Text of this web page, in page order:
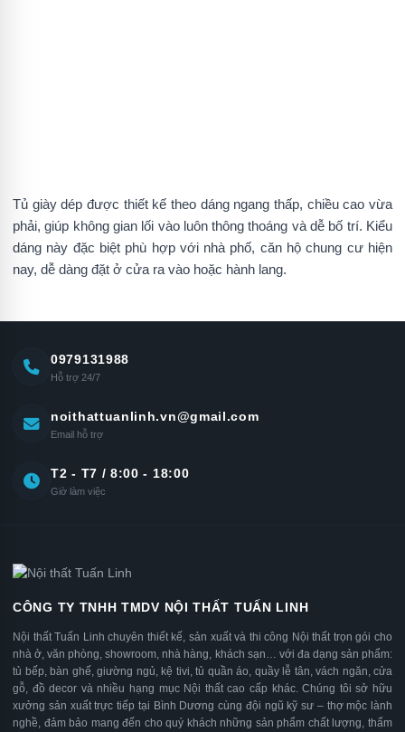
Tủ giày dép được thiết kế theo dáng ngang thấp, chiều cao vừa
phải, giúp không gian lối vào luôn thông thoáng và dễ bố trí. Kiểu
dáng này đặc biệt phù hợp với nhà phố, căn hộ chung cư hiện
nay, dễ dàng đặt ở cửa ra vào hoặc hành lang.
0979131988
Hỗ trợ 24/7
noithattuanlinh.vn@gmail.com
Email hỗ trợ
T2 - T7 / 8:00 - 18:00
Giờ làm việc
CÔNG TY TNHH TMDV NỘI THẤT TUẤN LINH
Nội thất Tuấn Linh chuyên thiết kế, sản xuất và thi công Nội thất trọn gói cho
nhà ở, văn phòng, showroom, nhà hàng, khách sạn… với đa dạng sản phẩm:
tủ bếp, bàn ghế, giường ngủ, kệ tivi, tủ quần áo, quầy lễ tân, vách ngăn, cửa
gỗ, đồ decor và nhiều hạng mục Nội thất cao cấp khác. Chúng tôi sở hữu
xưởng sản xuất trực tiếp tại Bình Dương cùng đội ngũ kỹ sư – thợ mộc lành
nghề, đảm bảo mang đến cho quý khách những sản phẩm chất lượng, thẩm